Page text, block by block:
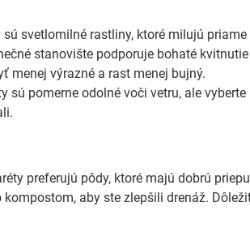
sú svetlomilné rastliny, ktoré milujú
stanovište podporuje bohaté
menej výrazné a rast menej bujný.
sú pomerne odolné voči vetru, ale
preferujú pôdy, ktoré majú dobrú
aby ste zlepšili drenáž.